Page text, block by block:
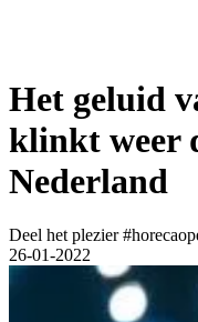
Het geluid
klinkt weer
Nederland
Deel het plezier
26-01-2022